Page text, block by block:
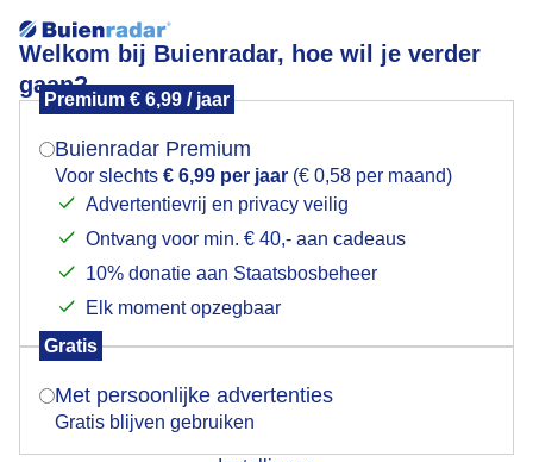
Welkom bij Buienradar, hoe wil je verder
gaan?
Premium € 6,99 / jaar
Buienradar Premium
Voor slechts € 6,99 per jaar (€ 0,58 per maand)
Advertentievrij en privacy veilig
Ontvang voor min. € 40,- aan cadeaus
10% donatie aan Staatsbosbeheer
Elk moment opzegbaar
Gratis
Met persoonlijke advertenties
Gratis blijven gebruiken
17:30uur regen opkomst met mooie wolkenluchten
Mogen we je locatie gebruiken voor het
Indien je hier nog geen akkoord op hebt gegeven,
verschijnt er zo een pop-up uit je browser waarin
Is goed, toon de popup